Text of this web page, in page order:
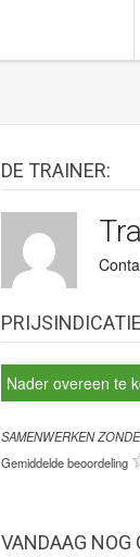
DE TRAINER:
PRIJSINDICATIE
Nader overeen te
SAMENWERKEN
Gemiddelde beoordeling
VANDAAG NOG